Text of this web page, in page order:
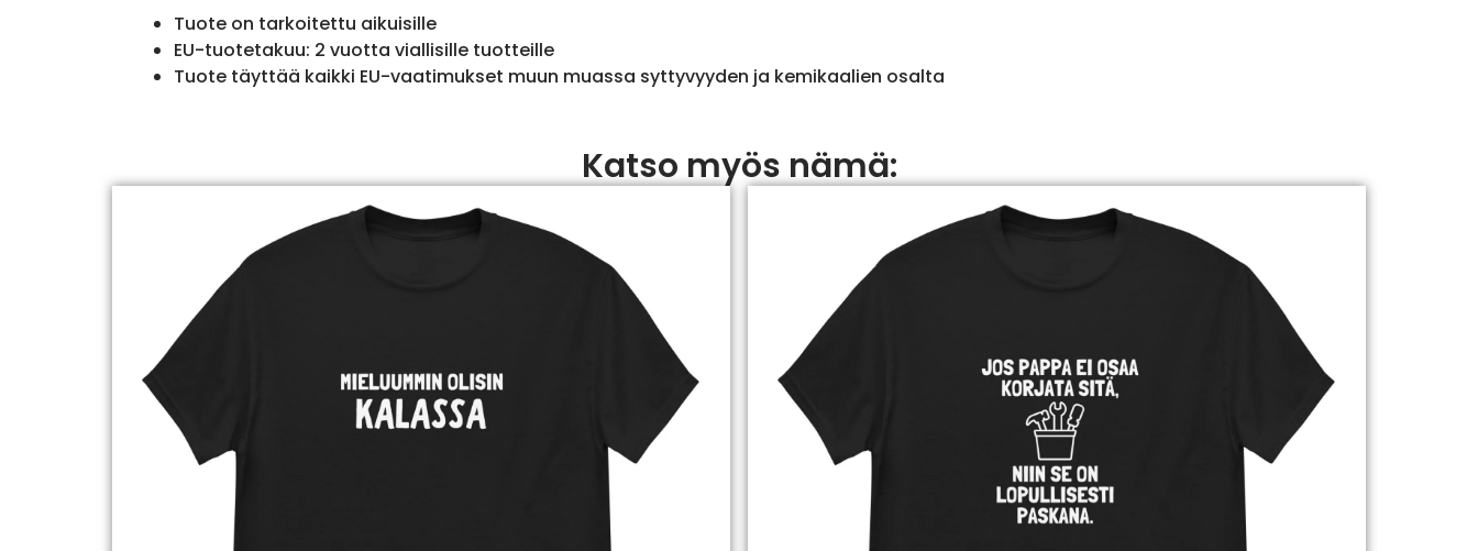
Tuote on tarkoitettu aikuisille
EU-tuotetakuu: 2 vuotta viallisille tuotteille
Tuote täyttää kaikki EU-vaatimukset muun muassa syttyvyyden ja kemikaalien osalta
Katso myös nämä: